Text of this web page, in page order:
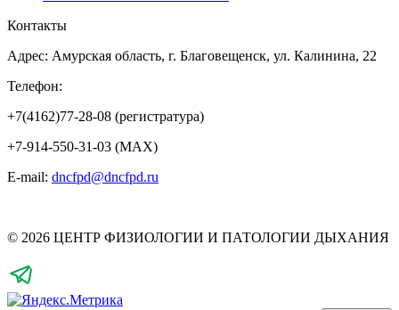
Контакты
Адрес: Амурская область, г. Благовещенск, ул. Калинина, 22
Телефон:
+7(4162)77-28-08 (регистратура)
+7-914-550-31-03 (MAX)
E-mail: dncfpd@dncfpd.ru
© 2026 ЦЕНТР ФИЗИОЛОГИИ И ПАТОЛОГИИ ДЫХАНИЯ